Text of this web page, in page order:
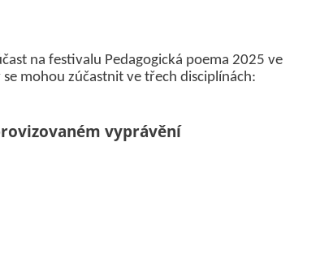
na festivalu Pedagogická poema 2025 ve
mohou zúčastnit ve třech disciplínách:
vyprávění